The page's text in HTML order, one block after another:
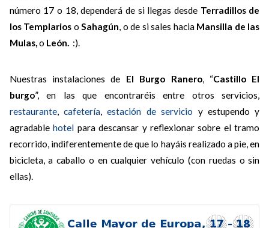
número 17 o 18, dependerá de si llegas desde Terradillos de
los Templarios oSahagún, o de si sales hacia Mansilla de las
Mulas,o León.:).
Nuestras instalaciones de El Burgo Ranero, “Castillo El
burgo”, en las que encontraréis entre otros servicios,
restaurante,cafetería,estación de servicio y estupendo y
agradablehotel para descansar y reflexionar sobre el tramo
recorrido, indiferentemente de que lo hayáis realizado a pie, en
bicicleta, a caballo o en cualquier vehículo (con ruedas o sin
ellas).